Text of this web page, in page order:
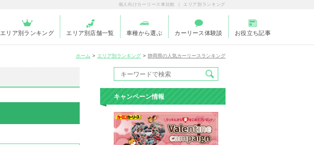
個人向けカーリース車比較 ｜ エリア別ランキング
エリア別ランキング エリア別店舗一覧 車種から選ぶ カーリース体験談 お役立ち記事
ホーム エリア別ランキング 静岡県の人気カーリースランキング
キャンペーン情報